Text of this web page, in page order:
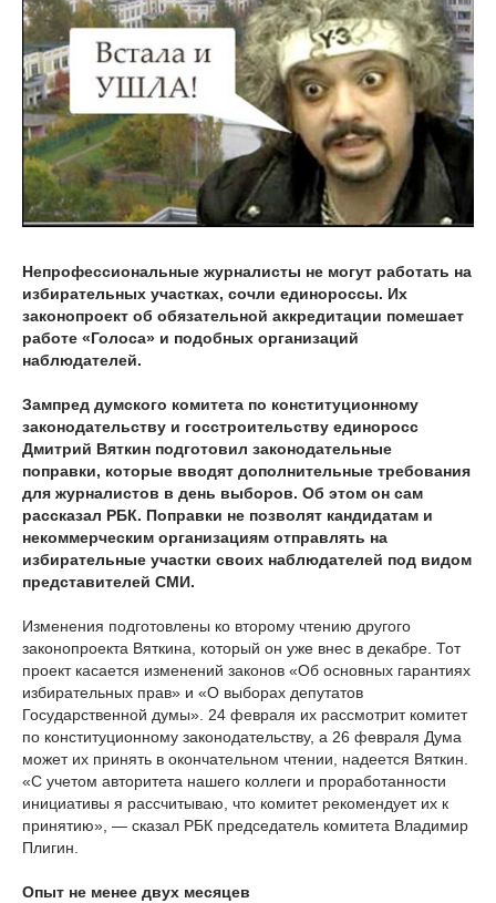
Непрофессиональные журналисты не могут работать на
избирательных участках, сочли единороссы. Их
законопроект об обязательной аккредитации помешает
работе «Голоса» и подобных организаций
наблюдателей.
Зампред думского комитета по конституционному
законодательству и госстроительству единоросс
Дмитрий Вяткин подготовил законодательные
поправки, которые вводят дополнительные требования
для журналистов в день выборов. Об этом он сам
рассказал РБК. Поправки не позволят кандидатам и
некоммерческим организациям отправлять на
избирательные участки своих наблюдателей под видом
представителей СМИ.
Изменения подготовлены ко второму чтению другого
законопроекта Вяткина, который он уже внес в декабре. Тот
проект касается изменений законов «Об основных гарантиях
избирательных прав» и «О выборах депутатов
Государственной думы». 24 февраля их рассмотрит комитет
по конституционному законодательству, а 26 февраля Дума
может их принять в окончательном чтении, надеется Вяткин.
«С учетом авторитета нашего коллеги и проработанности
инициативы я рассчитываю, что комитет рекомендует их к
принятию», — сказал РБК председатель комитета Владимир
Плигин.
Опыт не менее двух месяцев